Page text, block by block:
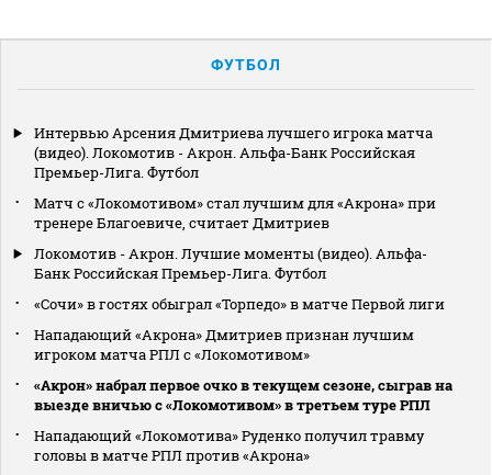
ФУТБОЛ
Интервью Арсения Дмитриева лучшего игрока матча
(видео). Локомотив - Акрон. Альфа-Банк Российская
Премьер-Лига. Футбол
Матч с «Локомотивом» стал лучшим для «Акрона» при
тренере Благоевиче, считает Дмитриев
Локомотив - Акрон. Лучшие моменты (видео). Альфа-
Банк Российская Премьер-Лига. Футбол
«Сочи» в гостях обыграл «Торпедо» в матче Первой лиги
Нападающий «Акрона» Дмитриев признан лучшим
игроком матча РПЛ с «Локомотивом»
«Акрон» набрал первое очко в текущем сезоне, сыграв на
выезде вничью с «Локомотивом» в третьем туре РПЛ
Нападающий «Локомотива» Руденко получил травму
головы в матче РПЛ против «Акрона»